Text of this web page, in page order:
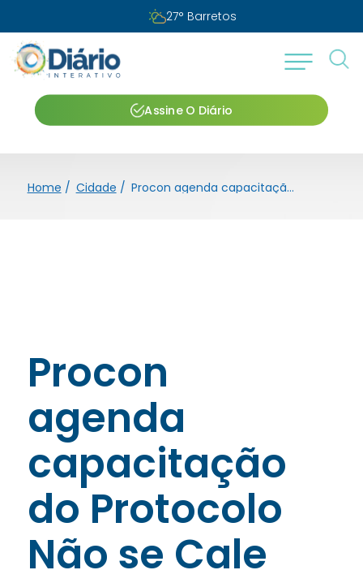
27° Barretos
Assine O Diário
Home / Cidade / Procon agenda capacitação do Protocolo Não se Cale
Procon
agenda
capacitação
do Protocolo
Não se Cale